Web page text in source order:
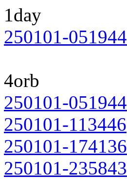
1day
250101-051944
4orb
250101-051944
250101-113446
250101-174136
250101-235843